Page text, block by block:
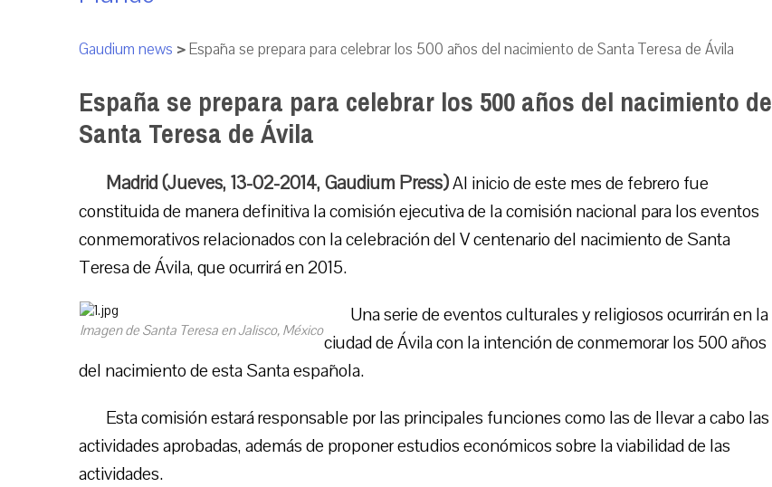
Gaudium news >España se prepara para celebrar los 500 años del nacimiento de Santa Teresa de Ávila
España se prepara para celebrar los 500 años del nacimiento de
Santa Teresa de Ávila
Madrid (Jueves, 13-02-2014, Gaudium Press)Al inicio de este mes de febrero fue
constituida de manera definitiva la comisión ejecutiva de la comisión nacional para los eventos
conmemorativos relacionados con la celebración del V centenario del nacimiento de Santa
Teresa de Ávila, que ocurrirá en 2015.
Imagen de Santa Teresa en Jalisco, México
Una serie de eventos culturales y religiosos ocurrirán en la
ciudad de Ávila con la intención de conmemorar los 500 años
del nacimiento de esta Santa española.
Esta comisión estará responsable por las principales funciones como las de llevar a cabo las
actividades aprobadas, además de proponer estudios económicos sobre la viabilidad de las
actividades.